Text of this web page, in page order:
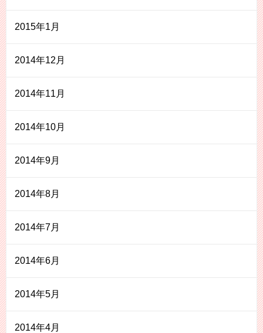
2015年1月
2014年12月
2014年11月
2014年10月
2014年9月
2014年8月
2014年7月
2014年6月
2014年5月
2014年4月